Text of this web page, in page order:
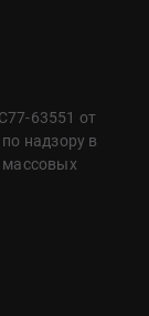
63551 от
надзору в
массовых